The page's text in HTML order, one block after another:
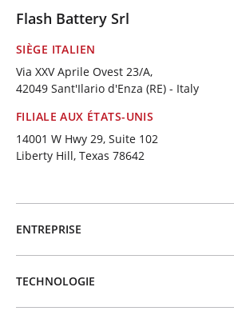
Flash Battery Srl
SIÈGE ITALIEN
Via XXV Aprile Ovest 23/A,
42049 Sant'Ilario d'Enza (RE) - Italy
FILIALE AUX ÉTATS-UNIS
14001 W Hwy 29, Suite 102
Liberty Hill, Texas 78642
ENTREPRISE
TECHNOLOGIE